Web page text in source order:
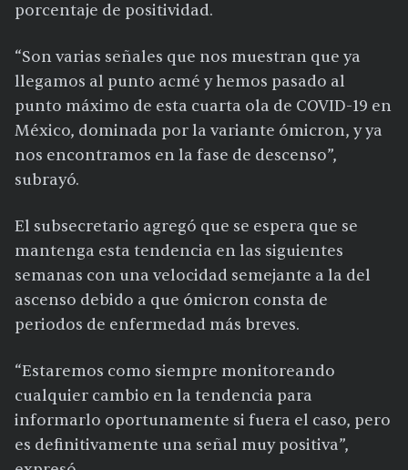
porcentaje de positividad.
“Son varias señales que nos muestran que ya
llegamos al punto acmé y hemos pasado al
punto máximo de esta cuarta ola de COVID-19 en
México, dominada por la variante ómicron, y ya
nos encontramos en la fase de descenso”,
subrayó.
El subsecretario agregó que se espera que se
mantenga esta tendencia en las siguientes
semanas con una velocidad semejante a la del
ascenso debido a que ómicron consta de
periodos de enfermedad más breves.
“Estaremos como siempre monitoreando
cualquier cambio en la tendencia para
informarlo oportunamente si fuera el caso, pero
es definitivamente una señal muy positiva”,